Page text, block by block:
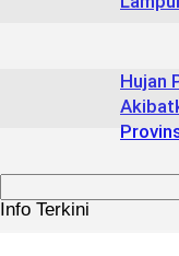
Hujan
Info Terkini